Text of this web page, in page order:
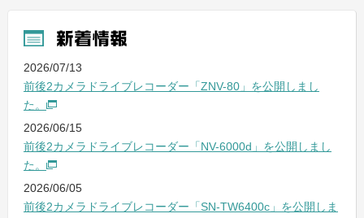
2026/07/13
前後2カメラドライブレコーダー「ZNV-80」を公開しまし
た。
2026/06/15
前後2カメラドライブレコーダー「NV-6000d」を公開しまし
た。
2026/06/05
前後2カメラドライブレコーダー「SN-TW6400c」を公開しま